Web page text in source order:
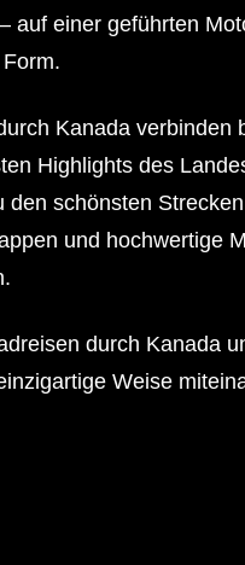
auf einer geführten
Kanada
Highlights des
den schönsten
und hochwertige
durch Kanada
Weise